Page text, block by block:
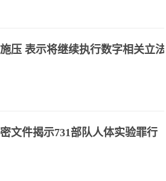
压 表示将继续执行数字相关立法
文件揭示731部队人体实验罪行